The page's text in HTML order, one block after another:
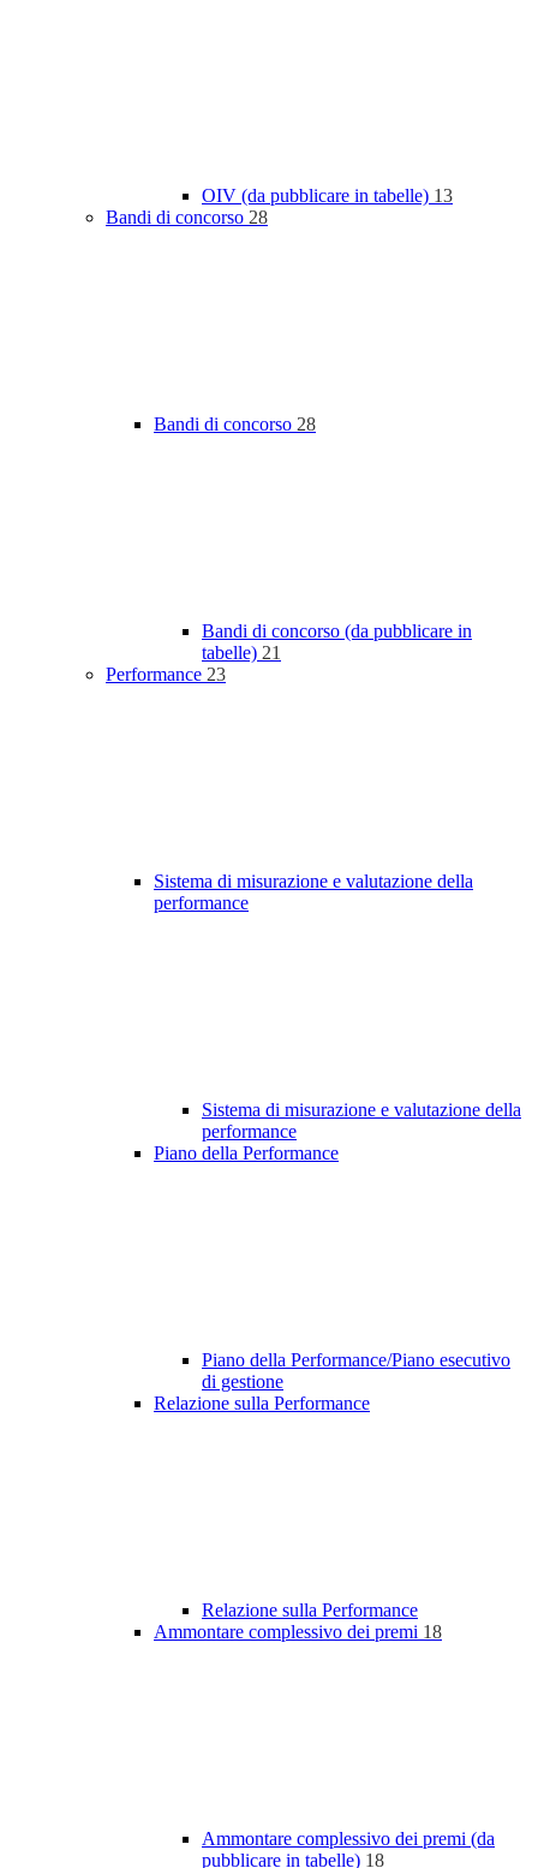
OIV (da pubblicare in tabelle) 13
Bandi di concorso 28
Bandi di concorso 28
Bandi di concorso (da pubblicare in
tabelle) 21
Performance 23
Sistema di misurazione e valutazione della
performance
Sistema di misurazione e valutazione della
performance
Piano della Performance
Piano della Performance/Piano esecutivo
di gestione
Relazione sulla Performance
Relazione sulla Performance
Ammontare complessivo dei premi 18
Ammontare complessivo dei premi (da
pubblicare in tabelle) 18